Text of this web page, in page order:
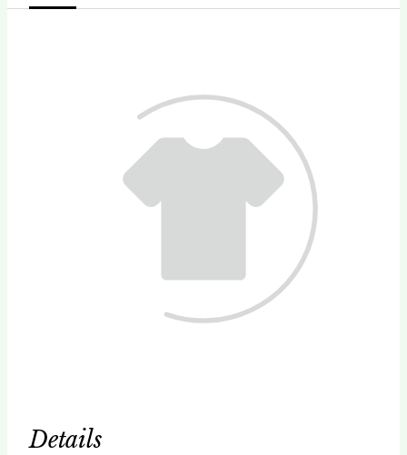
Details